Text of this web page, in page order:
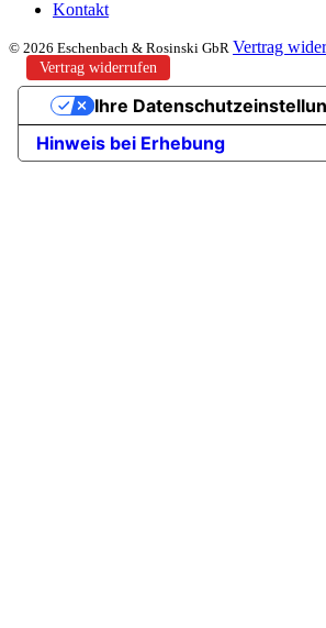
Kontakt
© 2026 Eschenbach & Rosinski GbR Vertrag
Vertrag widerrufen
Hinweis bei Erhebung
Ihre